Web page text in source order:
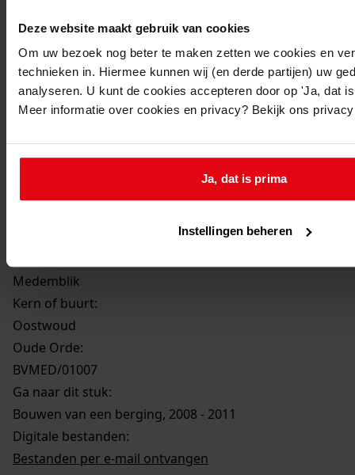
Deze website maakt gebruik van cookies
Om uw bezoek nog beter te maken zetten we cookies en
technieken in. Hiermee kunnen wij (en derde partijen) uw
analyseren. U kunt de cookies accepteren door op 'Ja, dat
Meer informatie over cookies en privacy? Bekijk ons
Ja, dat is prima
Instellingen beheren
Bouwen van een berging
Datum vergunning:
24-feb-09
Adres:
Oostwoud, Heemraad Witweg 8
Medemblik
Kern of buurt:
Oostwoud
Oude Orde:
BVMED/01007
Ga naar dit stuk:
Bouwen van een berging, 2008 - 2011
Digitale bestanden:
Bestanden per e-mail ontvangen